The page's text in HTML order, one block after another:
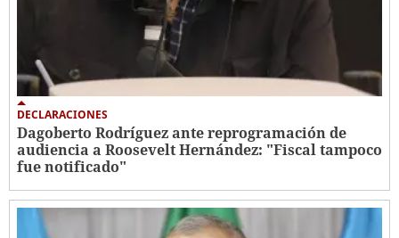
DECLARACIONES
Dagoberto Rodríguez ante reprogramación de
audiencia a Roosevelt Hernández: "Fiscal tampoco
fue notificado"